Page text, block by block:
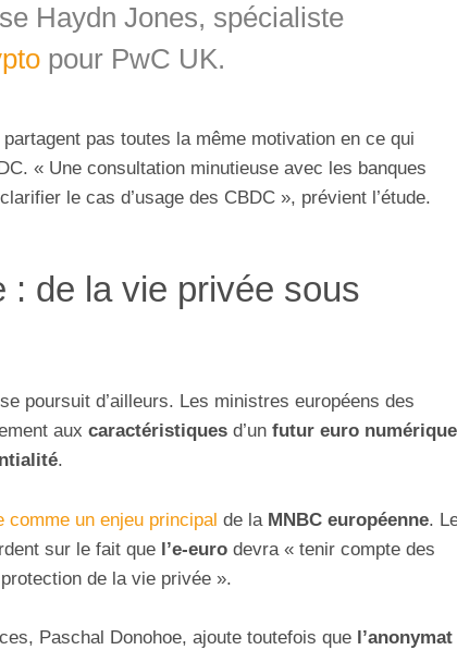
Haydn Jones, spécialiste
pour PwC UK.
pas toutes la même motivation en ce qui
« Une consultation minutieuse avec les banques
le cas d’usage des CBDC », prévient l’étude.
: de la vie privée sous
poursuit d’ailleurs. Les ministres européens des
aux caractéristiques d’un futur euro numérique
.
comme un enjeu principal de la MNBC européenne.
sur le fait que l’e-euro devra « tenir compte des
de la vie privée ».
Paschal Donohoe, ajoute toutefois que l’anonymat